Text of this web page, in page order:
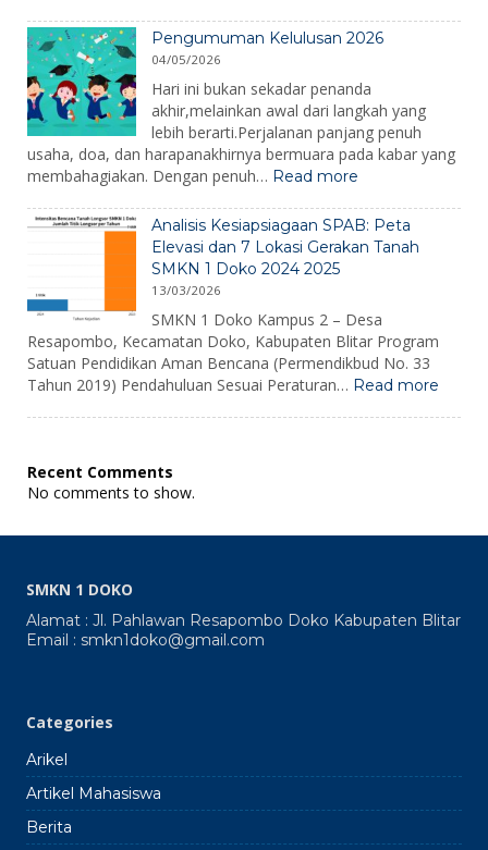
SMKN
1
Doko
2026
Pengumuman Kelulusan 2026
04/05/2026
Hari ini bukan sekadar penanda
akhir,melainkan awal dari langkah yang
lebih berarti.Perjalanan panjang penuh
usaha, doa, dan harapanakhirnya bermuara pada kabar yang
membahagiakan. Dengan penuh… Read more
Kelulusan
2026
Analisis Kesiapsiagaan SPAB: Peta
Elevasi dan 7 Lokasi Gerakan Tanah
SMKN 1 Doko 2024 2025
13/03/2026
SMKN 1 Doko Kampus 2 – Desa
Resapombo, Kecamatan Doko, Kabupaten Blitar Program
Satuan Pendidikan Aman Bencana (Permendikbud No. 33
Tahun 2019) Pendahuluan Sesuai Peraturan… Read more
Lokasi
1
Recent Comments
No comments to show.
SMKN 1 DOKO
Alamat : Jl. Pahlawan Resapombo Doko Kabupaten Blitar
Email : smkn1doko@gmail.com
Categories
Arikel
Artikel Mahasiswa
Berita